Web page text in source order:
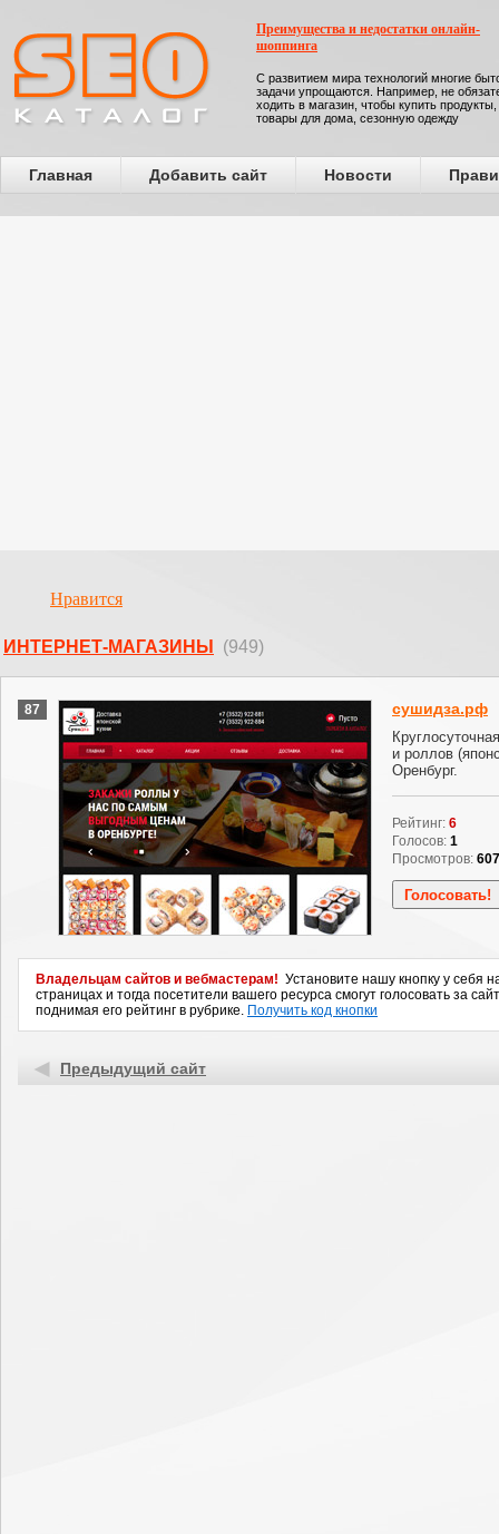
Преимущества и недостатки онлайн-
шоппинга
С развитием мира технологий многие
задачи упрощаются. Например, не
ходить в магазин, чтобы купить продукты,
товары для дома, сезонную одежду
Главная Добавить сайт Новости
Нравится
ИНТЕРНЕТ-МАГАЗИНЫ (949)
87 сушидза.рф
и роллов
Оренбург.
Рейтинг: 6
Голосов: 1
Просмотров:
Владельцам сайтов и вебмастерам! Установите нашу кнопку у себя
страницах и тогда посетители вашего ресурса смогут голосовать за
поднимая его рейтинг в рубрике. Получить код кнопки
Предыдущий сайт